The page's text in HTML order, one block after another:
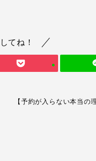
てね！
【予約が入らない本当の